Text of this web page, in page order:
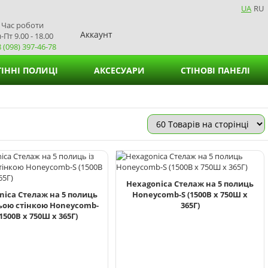
UA RU
Час роботи
Пт 9.00 - 18.00
(098) 397-46-78
Аккаунт
ПОЛИЦІ АКСЕСУАРИ
Підставки для вазонів
Підставки для серветок
СТІНОВІ ПАНЕЛІ
Стелаж на 5 полиць
стінкою Honeycomb-
х 750Ш х 365Г)
Hexagonica Стелаж на 5 полиць
Honeycomb-S (1500В х 750Ш х
365Г)